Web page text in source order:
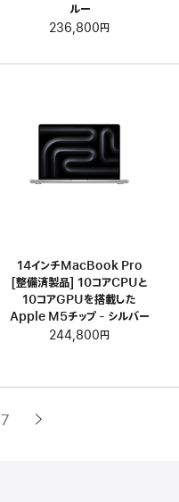
ルー
236,800円
14インチMacBook Pro
[整備済製品] 10コアCPUと
10コアGPUを搭載した
Apple M5チップ - シルバー
244,800円
7